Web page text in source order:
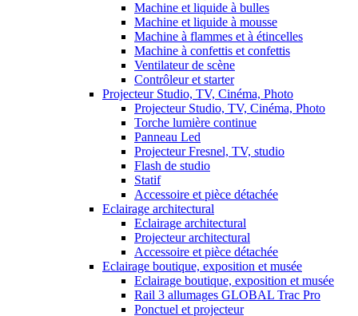
Machine et liquide à bulles
Machine et liquide à mousse
Machine à flammes et à étincelles
Machine à confettis et confettis
Ventilateur de scène
Contrôleur et starter
Projecteur Studio, TV, Cinéma, Photo
Projecteur Studio, TV, Cinéma, Photo
Torche lumière continue
Panneau Led
Projecteur Fresnel, TV, studio
Flash de studio
Statif
Accessoire et pièce détachée
Eclairage architectural
Eclairage architectural
Projecteur architectural
Accessoire et pièce détachée
Eclairage boutique, exposition et musée
Eclairage boutique, exposition et musée
Rail 3 allumages GLOBAL Trac Pro
Ponctuel et projecteur